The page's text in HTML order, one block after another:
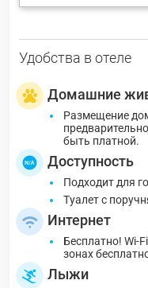
Удобства в отеле
Домашние
Размещение
быть платной.
Доступность
Подходит для
Туалет с
Интернет
Бесплатно! Wi-
зонах
Лыжи